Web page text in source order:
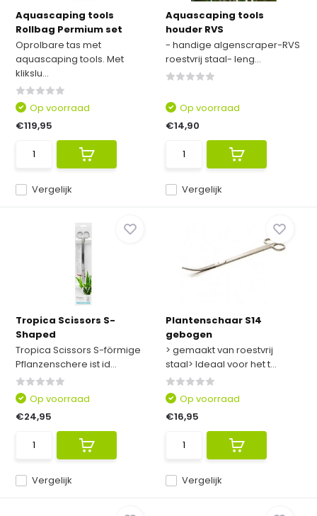
Aquascaping tools
Rollbag Permium set
Oprolbare tas met
aquascaping tools. Met
klikslu...
Vergelijk
Op voorraad
€119,95
Aquascaping tools
houder RVS
- handige algenscraper-RVS
roestvrij staal- leng...
Vergelijk
Op voorraad
€14,90
Tropica Scissors S-
Shaped
Tropica Scissors S-förmige
Pflanzenschere ist id...
Vergelijk
Op voorraad
€24,95
Plantenschaar S14
gebogen
> gemaakt van roestvrij
staal> Ideaal voor het t...
Vergelijk
Op voorraad
€16,95